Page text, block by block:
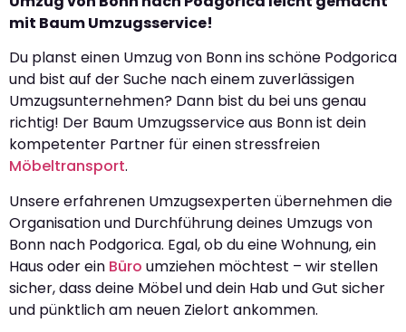
mit Baum Umzugsservice!
Du planst einen Umzug von Bonn ins schöne Podgorica
und bist auf der Suche nach einem zuverlässigen
Umzugsunternehmen? Dann bist du bei uns genau
richtig! Der Baum Umzugsservice aus Bonn ist dein
kompetenter Partner für einen stressfreien
Möbeltransport.
Unsere erfahrenen Umzugsexperten übernehmen die
Organisation und Durchführung deines Umzugs von
Bonn nach Podgorica. Egal, ob du eine Wohnung, ein
Haus oder ein Büro umziehen möchtest – wir stellen
sicher, dass deine Möbel und dein Hab und Gut sicher
und pünktlich am neuen Zielort ankommen.